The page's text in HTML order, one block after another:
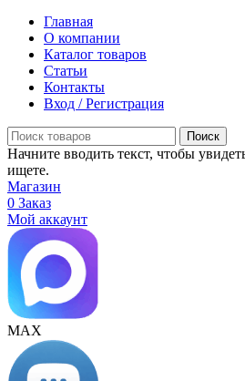
Главная
О компании
Каталог товаров
Статьи
Контакты
Вход / Регистрация
Поиск
Начните вводить текст, чтобы
ищете.
Магазин
0 Заказ
Мой аккаунт
МАХ